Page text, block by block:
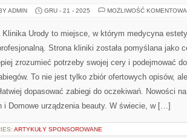
ADMIN GRU - 21 - 2025 MOŻLIWOŚĆ
Klinika Urody to miejsce, w którym medycyna
Strona kliniki została pomyślana jako
zrozumieć potrzeby swojej cery i podejmować
To nie jest tylko zbiór ofertowych opisów,
dopasować zabiegi do oczekiwań. Nowości
i Domowe urządzenia beauty. W świecie, w […]
ARTYKUŁY SPONSOROWANE